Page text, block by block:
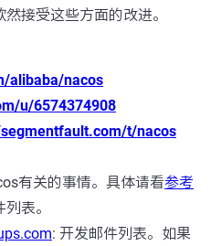
接受这些方面的改进。
alibaba/nacos
u/6574374908
t/nacos
有关的事情。具体请看参考
表。
: 开发邮件列表。如果